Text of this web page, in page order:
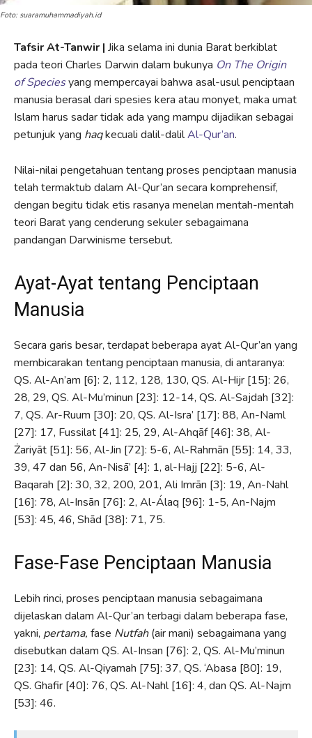
Foto: suaramuhammadiyah.id
Tafsir At-Tanwir | Jika selama ini dunia Barat berkiblat
pada teori Charles Darwin dalam bukunya On The Origin
of Speciesyang mempercayai bahwa asal-usul penciptaan
manusia berasal dari spesies kera atau monyet, maka umat
Islam harus sadar tidak ada yang mampu dijadikan sebagai
petunjuk yang haqkecuali dalil-dalilAl-Qur’an.
Nilai-nilai pengetahuan tentang proses penciptaan manusia
telah termaktub dalam Al-Qur’an secara komprehensif,
dengan begitu tidak etis rasanya menelan mentah-mentah
teori Barat yang cenderung sekuler sebagaimana
pandangan Darwinisme tersebut.
Ayat-Ayat tentang Penciptaan
Manusia
Secara garis besar, terdapat beberapa ayat Al-Qur’an yang
membicarakan tentang penciptaan manusia, di antaranya:
QS. Al-An’am [6]: 2, 112, 128, 130, QS. Al-Hijr [15]: 26,
28, 29, QS. Al-Mu’minun [23]: 12-14, QS. Al-Sajdah [32]:
7, QS. Ar-Ruum [30]: 20, QS. Al-Isra’ [17]: 88, An-Naml
[27]: 17, Fussilat [41]: 25, 29, Al-Ahqāf [46]: 38, Al-
Żariyāt [51]: 56, Al-Jin [72]: 5-6, Al-Rahmān [55]: 14, 33,
39, 47 dan 56, An-Nisā’ [4]: 1, al-Hajj [22]: 5-6, Al-
Baqarah [2]: 30, 32, 200, 201, Ali Imrān [3]: 19, An-Nahl
[16]: 78, Al-Insān [76]: 2, Al-Álaq [96]: 1-5, An-Najm
[53]: 45, 46, Shād [38]: 71, 75.
Fase-Fase Penciptaan Manusia
Lebih rinci, proses penciptaan manusia sebagaimana
dijelaskan dalam Al-Qur’an terbagi dalam beberapa fase,
yakni, pertama, fase Nutfah(air mani) sebagaimana yang
disebutkan dalam QS. Al-Insan [76]: 2, QS. Al-Mu’minun
[23]: 14, QS. Al-Qiyamah [75]: 37, QS. ‘Abasa [80]: 19,
QS. Ghafir [40]: 76, QS. Al-Nahl [16]: 4, dan QS. Al-Najm
[53]: 46.